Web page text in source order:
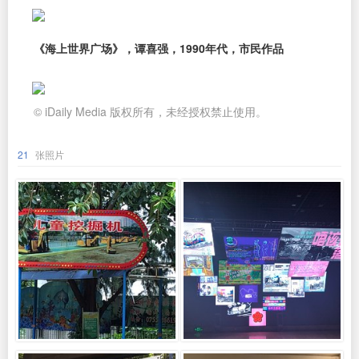
《海上世界广场》，谭喜强，1990年代，市民作品
© iDaily Media 版权所有，未经授权禁止使用。
21 张照片